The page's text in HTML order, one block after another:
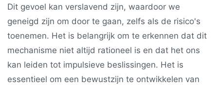
Dit gevoel kan verslavend zijn, waardoor we
geneigd zijn om door te gaan, zelfs als de risico's
toenemen. Het is belangrijk om te erkennen dat dit
mechanisme niet altijd rationeel is en dat het ons
kan leiden tot impulsieve beslissingen. Het is
essentieel om een bewustzijn te ontwikkelen van